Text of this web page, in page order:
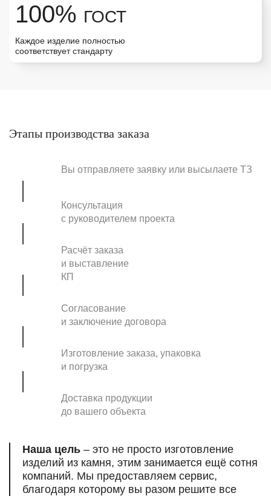
100% ГОСТ
Каждое изделие полностью
соответствует стандарту
Этапы производства заказа
Вы отправляете заявку или высылаете ТЗ
Консультация
с руководителем проекта
Расчёт заказа
и выставление
КП
Согласование
и заключение договора
Изготовление заказа, упаковка
и погрузка
Доставка продукции
до вашего объекта
Наша цель – это не просто изготовление
изделий из камня, этим занимается ещё сотня
компаний. Мы предоставляем сервис,
благодаря которому вы разом решите все